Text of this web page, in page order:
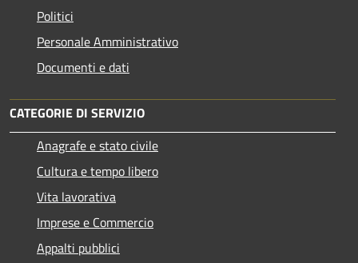
Politici
Personale Amministrativo
Documenti e dati
CATEGORIE DI SERVIZIO
Anagrafe e stato civile
Cultura e tempo libero
Vita lavorativa
Imprese e Commercio
Appalti pubblici